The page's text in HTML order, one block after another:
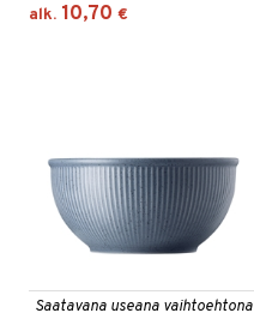
alk. 10,70 €
Saatavana useana vaihtoehtona